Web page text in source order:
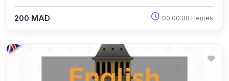
200 MAD 00:00:00 Heures